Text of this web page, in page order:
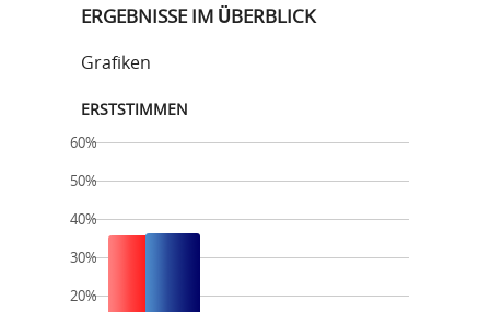
ERGEBNISSE IM ÜBERBLICK
Grafiken
ERSTSTIMMEN
60%
50%
40%
30%
20%